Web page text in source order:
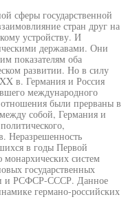
сферы государственной
стран друг на
устройству. И
державами. Они
показателям оба
развитии. Но в силу
в. Германия и Россия
международного
были прерваны в
собой, Германия и
Неразрешенность
в годы Первой
систем
государственных
и РСФСР-СССР. Данное
германо-российских